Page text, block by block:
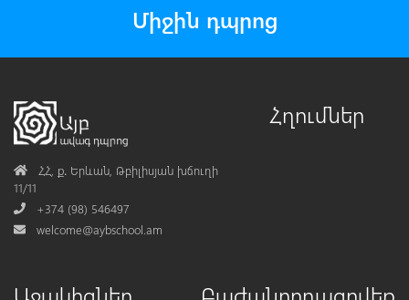
Միջին դպրոց
AddressՀՀ, ք․ Երևան, Թբիլիսյան խճուղի
11/11
Phone+374 (98) 546497
Mail
welcome@aybschool.am
Հղումներ